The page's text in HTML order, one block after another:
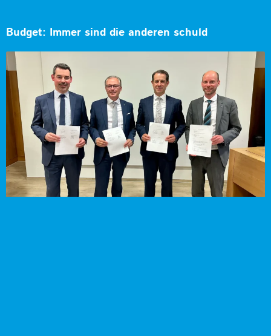
Budget: Immer sind die anderen schuld